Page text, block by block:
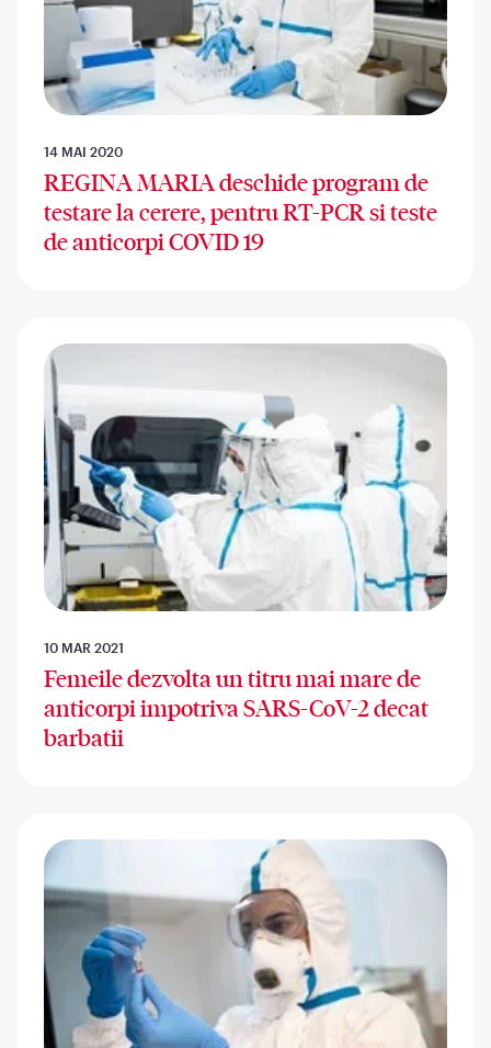
14 MAI 2020
REGINA MARIA deschide program de
testare la cerere, pentru RT-PCR si teste
de anticorpi COVID 19
10 MAR 2021
Femeile dezvolta un titru mai mare de
anticorpi impotriva SARS-CoV-2 decat
barbatii